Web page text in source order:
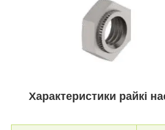
Характеристики райкі